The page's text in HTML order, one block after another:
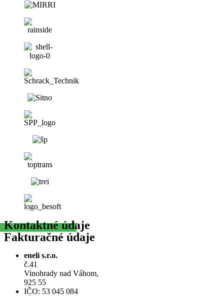
Kontaktnéúdaje
Fakturačné údaje
eneli s.r.o.
č.41
Vinohrady nad Váhom,
925 55
IČO: 53 045 084